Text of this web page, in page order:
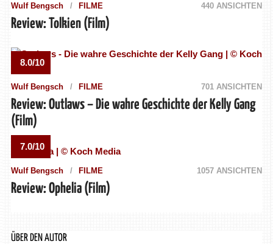
Wulf Bengsch FILME 440 ANSICHTEN
Review: Tolkien (Film)
8.0/10
Wulf Bengsch FILME 701 ANSICHTEN
Review: Outlaws – Die wahre Geschichte der Kelly Gang
(Film)
7.0/10
Wulf Bengsch FILME 1057 ANSICHTEN
Review: Ophelia (Film)
ÜBER DEN AUTOR